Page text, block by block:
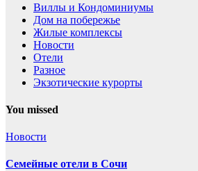
Виллы и Кондоминиумы
Дом на побережье
Жилые комплексы
Новости
Отели
Разное
Экзотические курорты
You missed
Новости
Семейные отели в Сочи